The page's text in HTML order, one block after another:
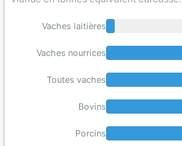
Vaches laitières
Vaches nourrices
Toutes vaches
Bovins
Porcins